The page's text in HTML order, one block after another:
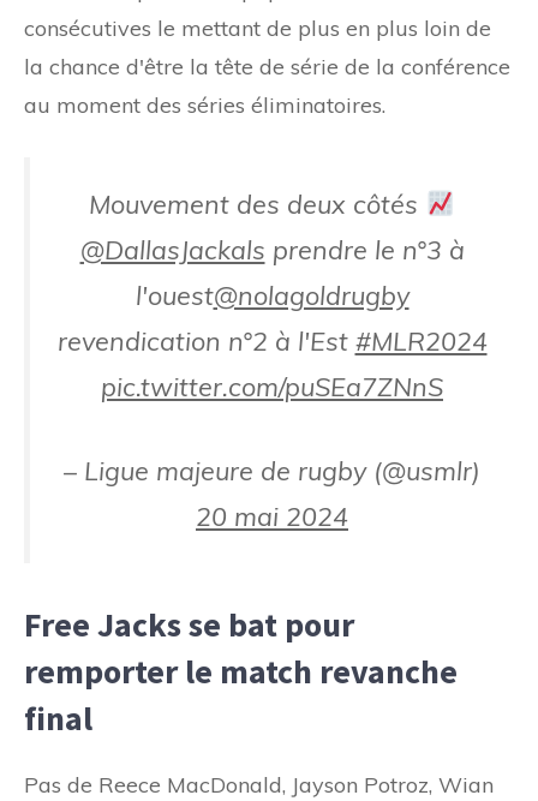
consécutives le mettant de plus en plus loin de
la chance d'être la tête de série de la conférence
au moment des séries éliminatoires.
Mouvement des deux côtés
@DallasJackals prendre le n°3 à
l'ouest@nolagoldrugby
revendication n°2 à l'Est #MLR2024
pic.twitter.com/puSEa7ZNnS
– Ligue majeure de rugby (@usmlr)
20 mai 2024
Free Jacks se bat pour
remporter le match revanche
final
Pas de Reece MacDonald, Jayson Potroz, Wian